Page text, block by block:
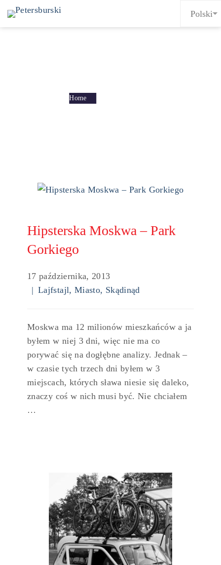
Home
Hipsterska Moskwa – Park
Gorkiego
17 października, 2013
Lajfstajl, Miasto, Skądinąd
Moskwa ma 12 milionów mieszkańców a ja
byłem w niej 3 dni, więc nie ma co
porywać się na dogłębne analizy. Jednak –
w czasie tych trzech dni byłem w 3
miejscach, których sława niesie się daleko,
znaczy coś w nich musi być. Nie chciałem
…